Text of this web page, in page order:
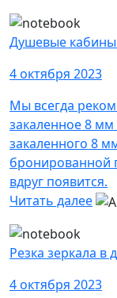
Душевые кабины
4 октября 2023
Мы всегда
закаленное 8
закаленного 8
бронированной
вдруг появится.
Читать далее
Резка зеркала в
4 октября 2023